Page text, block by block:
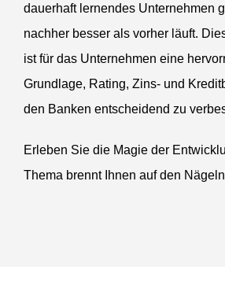
dauerhaft lernendes Unternehmen
nachher besser als vorher läuft.
ist für das Unternehmen eine
Grundlage, Rating, Zins- und
den Banken entscheidend zu
Erleben Sie die Magie der
Thema brennt Ihnen auf den